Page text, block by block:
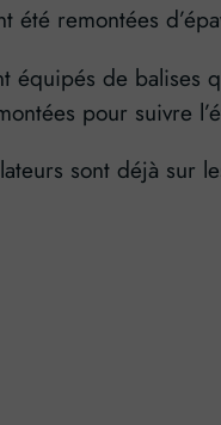
remontées
de
pour suivre
sont déjà sur